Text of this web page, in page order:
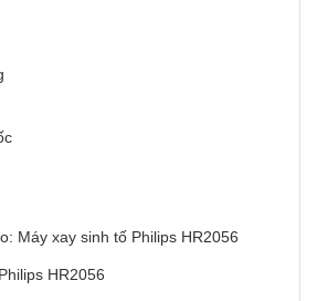
Máy xay sinh tố Philips HR2056